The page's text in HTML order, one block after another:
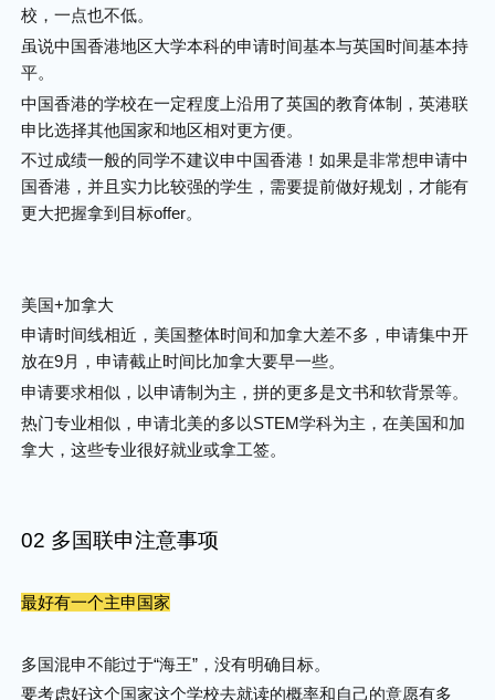
校，一点也不低。
虽说中国香港地区大学本科的申请时间基本与英国时间基本持
平。
中国香港的学校在一定程度上沿用了英国的教育体制，英港联
申比选择其他国家和地区相对更方便。
不过成绩一般的同学不建议申中国香港！如果是非常想申请中
国香港，并且实力比较强的学生，需要提前做好规划，才能有
更大把握拿到目标offer。
美国+加拿大
申请时间线相近，美国整体时间和加拿大差不多，申请集中开
放在9月，申请截止时间比加拿大要早一些。
申请要求相似，以申请制为主，拼的更多是文书和软背景等。
热门专业相似，申请北美的多以STEM学科为主，在美国和加
拿大，这些专业很好就业或拿工签。
02 多国联申注意事项
最好有一个主申国家
多国混申不能过于“海王”，没有明确目标。
要考虑好这个国家这个学校去就读的概率和自己的意愿有多